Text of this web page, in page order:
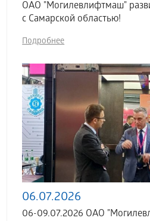
ОАО "Могилевлифтмаш"
с Самарской областью!
Подробнее
06.07.2026
06-09.07.2026 ОАО